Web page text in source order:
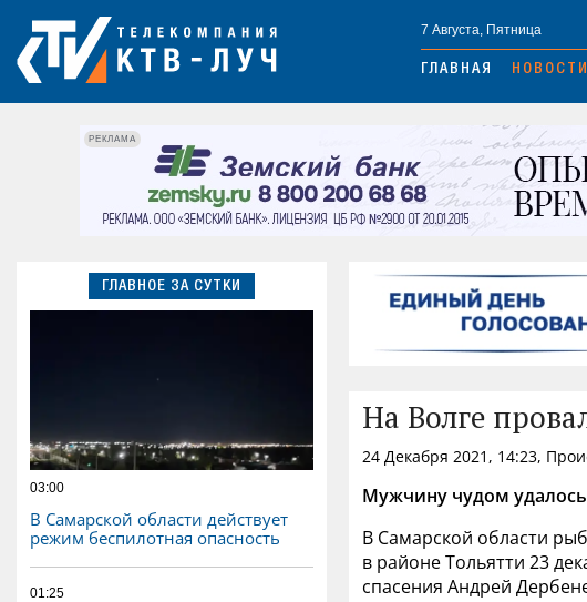
7 Августа, Пятница
ГЛАВНАЯ НОВОСТИ
РЕКЛАМА
ГЛАВНОЕ ЗА СУТКИ
03:00
В Самарской области действует
режим беспилотная опасность
01:25
На Волге
24 Декабря 2021, 14:23,
Мужчину чудом удалось
В Самарской области
в районе Тольятти 23
спасения Андрей